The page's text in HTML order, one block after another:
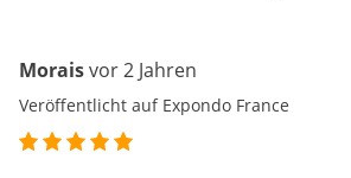
Moraisvor 2 Jahren
Veröffentlicht auf Expondo France